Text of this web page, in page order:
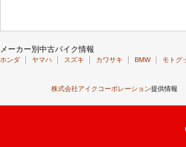
メーカー別中古バイク情報
ホンダ ヤマハ スズキ カワサキ BMW モトグ
株式会社アイクコーポレーション提供情報